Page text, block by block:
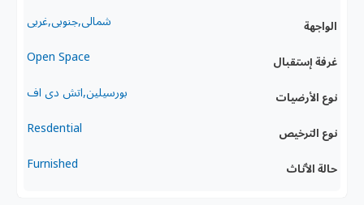
الواجهة شمالى,جنوبى,غربى
غرفة إستقبال Open Space
نوع الأرضيات بورسيلين,اتش دى اف
نوع الترخيص Resdential
حالة الأثاث Furnished